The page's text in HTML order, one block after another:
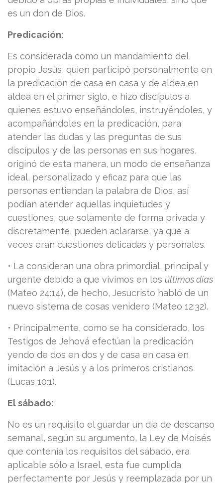
es un don de Dios.
Predicación:
Es considerada como un mandamiento del
propio Jesús, quien participó personalmente en
la predicación de casa en casa y de aldea en
aldea en el primer siglo, e hizo discípulos a
quienes estuvo enseñándoles, instruyéndoles, y
acompañándoles en la predicación, para
atender las dudas y las preguntas de sus
discípulos y de las personas en sus hogares,
originó de esta manera, un modo de enseñanza
ideal, personalizado y eficaz para que las
personas entiendan la palabra de Dios, así
podían atender aquellas inquietudes y
cuestiones, que solamente de forma privada y
discretamente, pueden aclararse, ya que a
veces eran cuestiones delicadas y personales.
• La consideran una obra primordial, principal y
urgente debido a que vivimos en los últimos días
(Mateo 24:14), de hecho, Jesucristo habló de un
nuevo sistema de cosas venidero (Mateo 12:32).
• Principalmente, como se ha considerado, los
Testigos de Jehová efectúan la predicación
yendo de dos en dos y de casa en casa en
imitación a Jesús y a los primeros cristianos
(Lucas 10:1).
El sábado:
No es un requisito el guardar un día de descanso
semanal, según su argumento, la Ley de Moisés
que contenía los requisitos del sábado, era
aplicable sólo a Israel, esta fue cumplida
perfectamente por Jesús y reemplazada por un